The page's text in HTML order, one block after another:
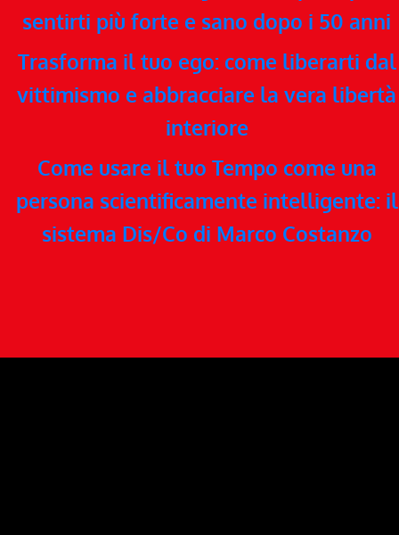
sentirti più forte e sano dopo i 50 anni
Trasforma il tuo ego: come liberarti dal
vittimismo e abbracciare la vera libertà
interiore
Come usare il tuo Tempo come una
persona scientificamente intelligente: il
sistema Dis/Co di Marco Costanzo